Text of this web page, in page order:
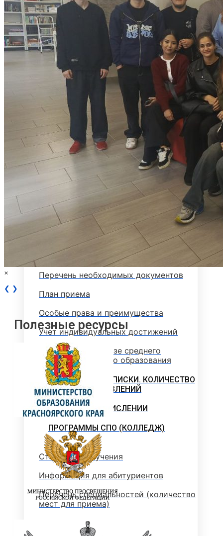
Объявления
Абитуриенту
ИНФОРМАЦИЯ ДЛЯ АБИТУРИЕНТОВ
ВЫСШЕЕ ОБРАЗОВАНИЕ
(БАКАЛАВРИАТ)
Перечень направлений и
вступительных испытаний
Стоимость обучения
Расписание вступительных испытаний
Сроки зачисления
Сроки подачи документов
Программы вступительных испытаний
Основные сведения о ЕГЭ
Перечень необходимых документов
План приема
Особые права и преимущества
Учет индивидуальных достижений
Поступление на базе среднего
профессионального образования
РЕЙТИНГОВЫЕ СПИСКИ. КОЛИЧЕСТВО
ПОДАННЫХ ЗАЯВЛЕНИЙ
ПРИКАЗЫ О ЗАЧИСЛЕНИИ
ПРОГРАММЫ СПО (КОЛЛЕДЖ)
Стоимость обучения
Информация для абитуриентов
Перечень специальностей (количество
мест для приема)
Сроки зачисления
×
❮ ❯
Полезные ресурсы